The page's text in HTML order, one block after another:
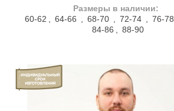
Размеры в наличии:
60-62 , 64-66 , 68-70 , 72-74 , 76-78
84-86 , 88-90